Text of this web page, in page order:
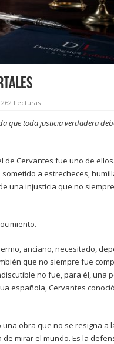
262 Lecturas
que toda justicia verdadera
de Cervantes fue uno de ellos.
a estrecheces,
una injusticia que no
anciano, necesitado,
que no siempre fue
no fue, para él, una
española, Cervantes
obra que no se resigna a
mirar el mundo. Es la